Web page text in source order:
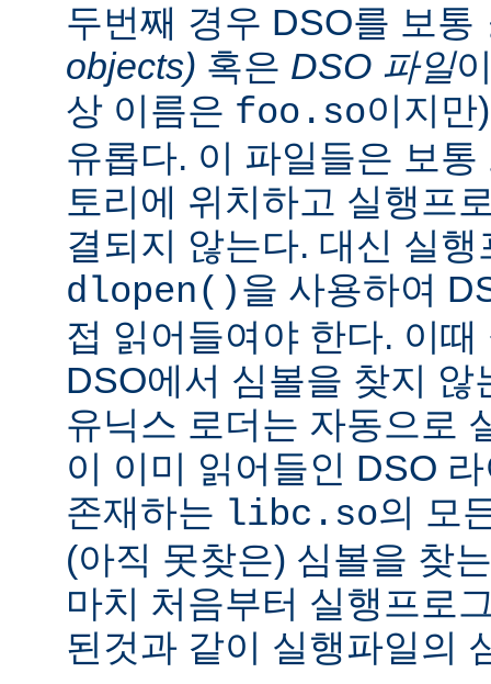
두번째 경우 DSO를 보통
objects) 혹은 DSO 파일
상 이름은 foo.so이지만
유롭다. 이 파일들은 보
토리에 위치하고 실행프
결되지 않는다. 대신 실
dlopen()을 사용하여
접 읽어들여야 한다. 이
DSO에서 심볼을 찾지 않
유닉스 로더는 자동으로
이 이미 읽어들인 DSO
존재하는 libc.so의 모
(아직 못찾은) 심볼을 찾
마치 처음부터 실행프로
된것과 같이 실행파일의